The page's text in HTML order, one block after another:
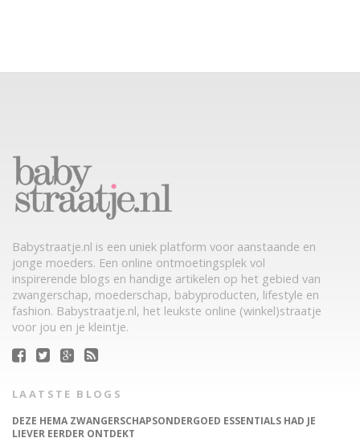
Babystraatje.nl is een uniek platform voor aanstaande en
jonge moeders. Een online ontmoetingsplek vol
inspirerende blogs en handige artikelen op het gebied van
zwangerschap, moederschap, babyproducten, lifestyle en
fashion. Babystraatje.nl, het leukste online (winkel)straatje
voor jou en je kleintje.
LAATSTE BLOGS
DEZE HEMA ZWANGERSCHAPSONDERGOED ESSENTIALS HAD JE
LIEVER EERDER ONTDEKT